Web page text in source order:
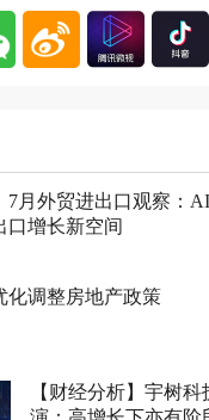
7月外贸进出口观察：
口增长新空间
化调整房地产政策
【财经分析】宇树科